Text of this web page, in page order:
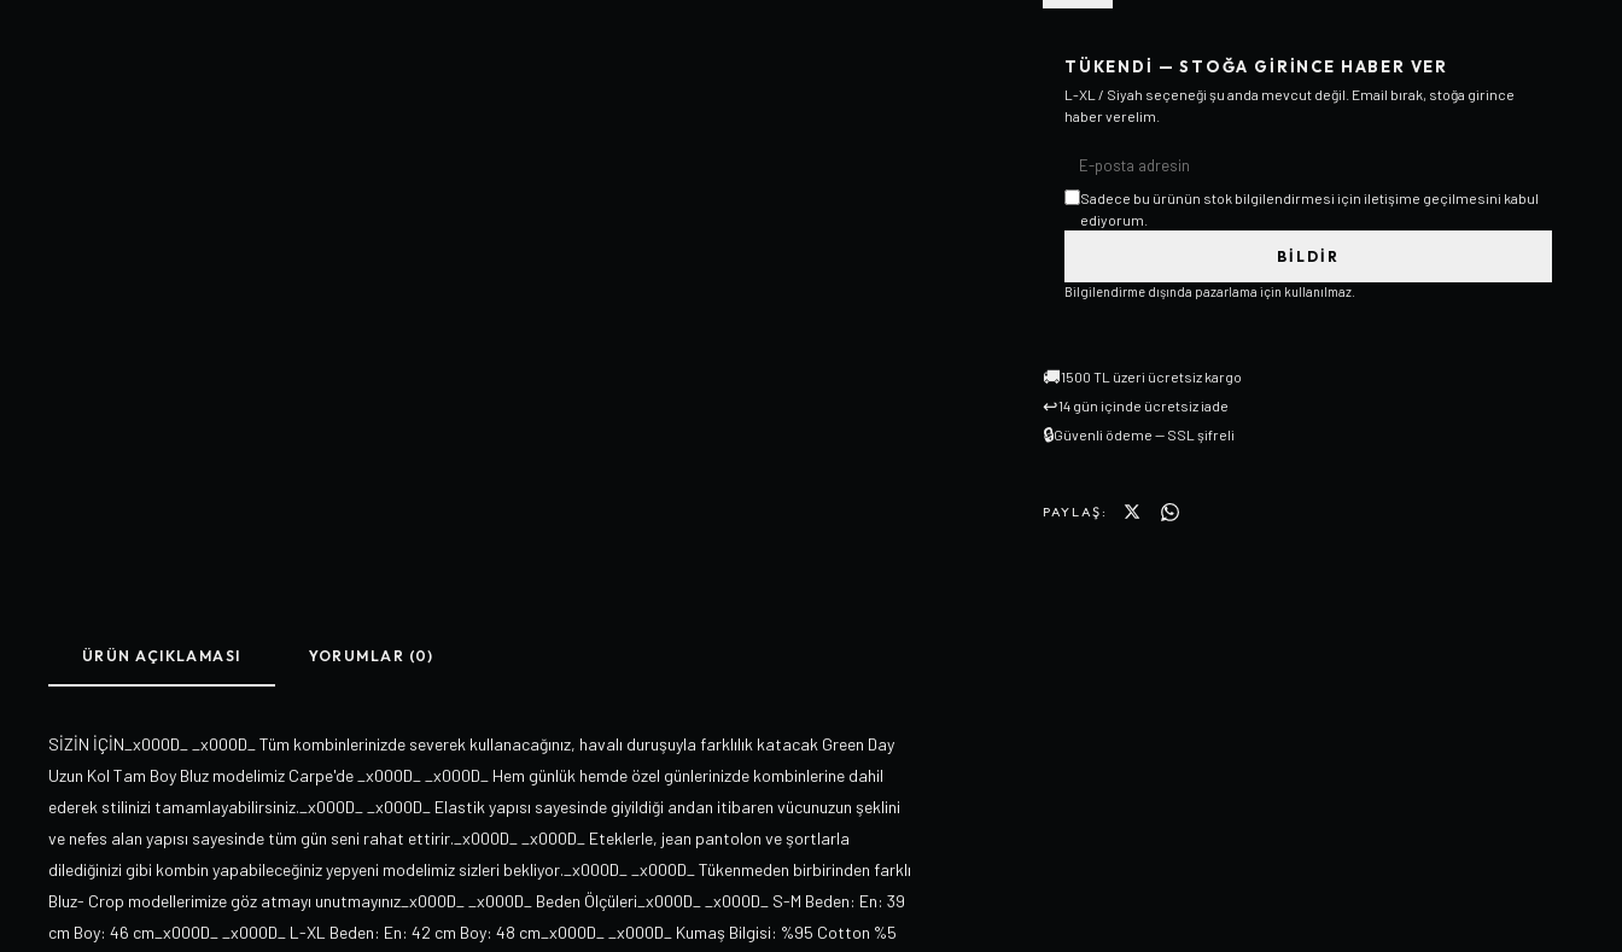
TÜKENDI — STOĞA GIRINCE HABER VER
L-XL / Siyah seçeneği şu anda mevcut değil. Email bırak, stoğa girince
haber verelim.
Sadece bu ürünün stok bilgilendirmesi için iletişime geçilmesini kabul
ediyorum.
BILDIR
Bilgilendirme dışında pazarlama için kullanılmaz.
🚚1500 TL üzeri ücretsiz kargo
↩14 gün içinde ücretsiz iade
🔒Güvenli ödeme — SSL şifreli
PAYLAŞ:
ÜRÜN AÇIKLAMASI YORUMLAR (0)
SİZİN İÇİN_x000D_ _x000D_ Tüm kombinlerinizde severek kullanacağınız, havalı duruşuyla farklılık katacak Green Day
Uzun Kol Tam Boy Bluz modelimiz Carpe'de _x000D_ _x000D_ Hem günlük hemde özel günlerinizde kombinlerine dahil
ederek stilinizi tamamlayabilirsiniz._x000D_ _x000D_ Elastik yapısı sayesinde giyildiği andan itibaren vücunuzun şeklini
ve nefes alan yapısı sayesinde tüm gün seni rahat ettirir._x000D_ _x000D_ Eteklerle, jean pantolon ve şortlarla
dilediğinizi gibi kombin yapabileceğiniz yepyeni modelimiz sizleri bekliyor._x000D_ _x000D_ Tükenmeden birbirinden farklı
Bluz- Crop modellerimize göz atmayı unutmayınız_x000D_ _x000D_ Beden Ölçüleri_x000D_ _x000D_ S-M Beden: En: 39
cm Boy: 46 cm_x000D_ _x000D_ L-XL Beden: En: 42 cm Boy: 48 cm_x000D_ _x000D_ Kumaş Bilgisi: %95 Cotton %5